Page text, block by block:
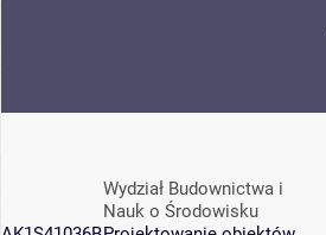
Wydział Budownictwa i
Nauk o Środowisku